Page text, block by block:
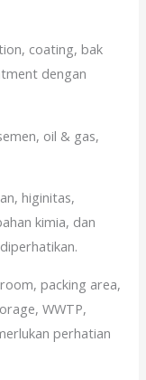
coating, bak
dengan
oil & gas,
higinitas,
kimia, dan
packing area,
WWTP,
perhatian